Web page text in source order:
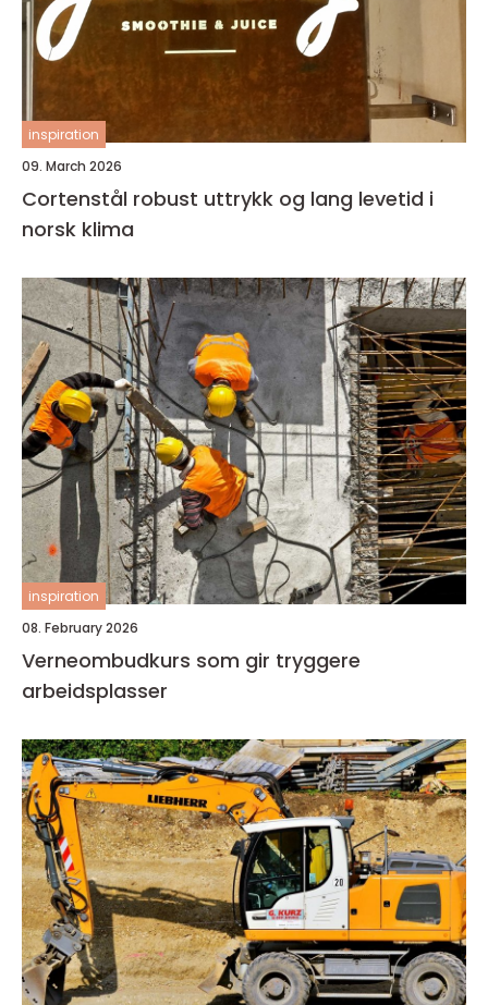
inspiration
09. March 2026
Cortenstål robust uttrykk og lang levetid i
norsk klima
inspiration
08. February 2026
Verneombudkurs som gir tryggere
arbeidsplasser